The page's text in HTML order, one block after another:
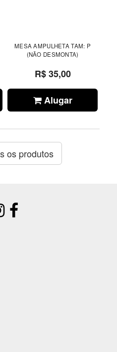
MESA AMPULHETA TAM: P
(NÃO DESMONTA)
R$ 35,00
Alugar
os produtos